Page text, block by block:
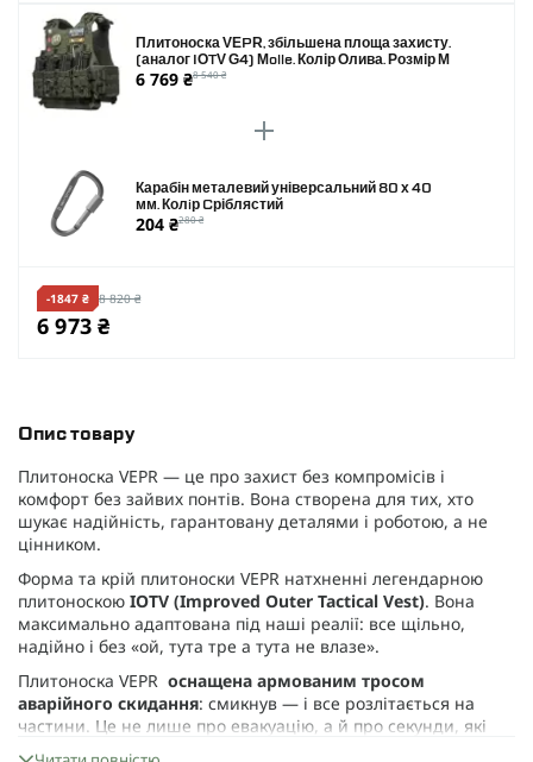
Опис товару
Плитоноска VEPR — це про захист без компромісів і
комфорт без зайвих понтів. Вона створена для тих, хто
шукає надійність, гарантовану деталями і роботою, а не
цінником.
Форма та крій плитоноски VEPR натхненні легендарною
плитоноскою IOTV (Improved Outer Tactical Vest). Вона
максимально адаптована під наші реалії: все щільно,
надійно і без «ой, тута тре а тута не влазе».
Плитоноска VEPR оснащена армованим тросом
аварійного скидання: смикнув — і все розлітається на
частини. Це не лише про евакуацію, а й про секунди, які
рятують життя. І головне — зібрати її назад простіше, ніж
Плитоноска VEPR, збільшена площа захисту.
(аналог IOTV G4) Molle. Колір Олива. Розмір M
6 769 ₴8 540 ₴
Карабін металевий універсальний 80 х 40
мм. Колiр Cріблястий
204 ₴280 ₴
-1847 ₴ 8 820 ₴
6 973 ₴